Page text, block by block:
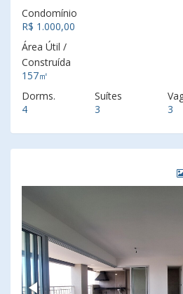
Condomínio
R$ 1.000,00
Área Útil /
Construída
157㎡
Dorms.
4
Suítes
3
3